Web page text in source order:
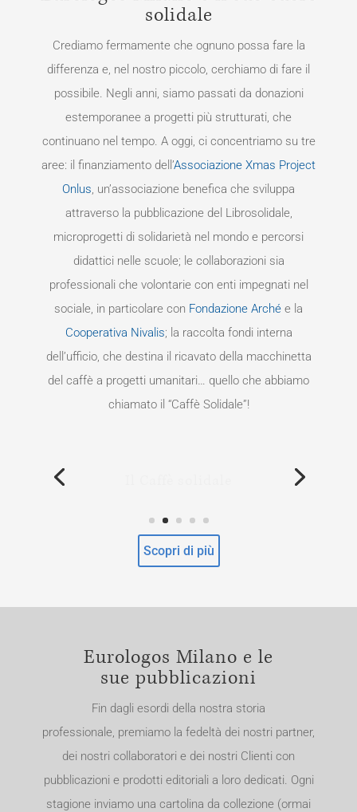
solidale
Crediamo fermamente che ognuno possa fare la
differenza e, nel nostro piccolo, cerchiamo di fare il
possibile. Negli anni, siamo passati da donazioni
estemporanee a progetti più strutturati, che
continuano nel tempo. A oggi, ci concentriamo su tre
aree: il finanziamento dell’Associazione Xmas Project
Onlus, un’associazione benefica che sviluppa
attraverso la pubblicazione del Librosolidale,
microprogetti di solidarietà nel mondo e percorsi
didattici nelle scuole; le collaborazioni sia
professionali che volontarie con enti impegnati nel
sociale, in particolare con Fondazione Arché e la
Cooperativa Nivalis; la raccolta fondi interna
dell’ufficio, che destina il ricavato della macchinetta
del caffè a progetti umanitari… quello che abbiamo
chiamato il “Caffè Solidale”!
Scopri di più
Eurologos Milano e le
sue pubblicazioni
Fin dagli esordi della nostra storia
professionale, premiamo la fedeltà dei nostri partner,
dei nostri collaboratori e dei nostri Clienti con
pubblicazioni e prodotti editoriali a loro dedicati. Ogni
stagione inviamo una cartolina da collezione (ormai